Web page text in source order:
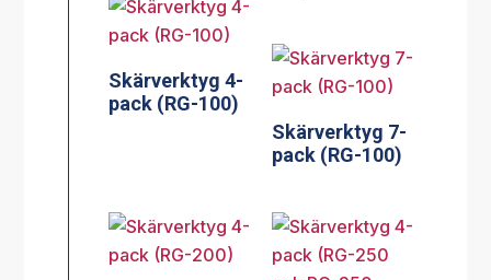
Skärverktyg 4-
pack (RG-100)
Skärverktyg 7-
pack (RG-100)